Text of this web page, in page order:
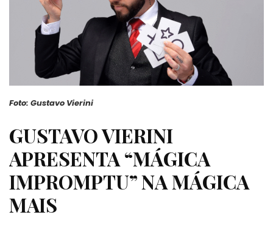
Foto: Gustavo Vierini
GUSTAVO VIERINI
APRESENTA “MÁGICA
IMPROMPTU” NA MÁGICA
MAIS